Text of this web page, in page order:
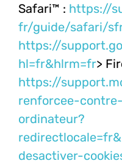
Safari™ : https://
fr/guide/safari/
https://
hl=fr&hlrm=fr>
https://
renforcee-
ordinateur?
desactiver-